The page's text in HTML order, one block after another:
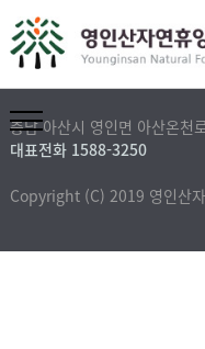
메뉴 열기
시설배치도 이용요금
충남 아산시 영인면 아산온천
대표전화 1588-3250
Copyright (C) 2019 영인산